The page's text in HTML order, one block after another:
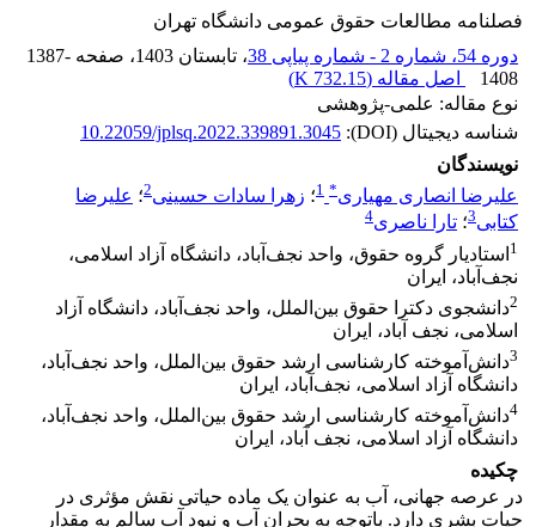
فصلنامه مطالعات حقوق عمومی دانشگاه تهران
دوره 54، شماره 2 - شماره پیاپی 38
، تابستان 1403 ، صفحه 1387-
1408
اصل مقاله (732.15 K
)
نوع مقاله: علمی-پژوهشی
شناسه دیجیتال (DOI):
10.22059/jplsq.2022.339891.3045
نویسندگان
علیرضا انصاری مهیاری*
1؛ زهرا سادات حسینی2؛ علیرضا
کتابی3؛ تارا ناصری4
1 استادیار گروه حقوق، واحد نجف‌آباد، دانشگاه آزاد اسلامی،
نجف‌آباد، ایران
2دانشجوی دکترا حقوق بین‌الملل، واحد نجف‌آباد، دانشگاه آزاد
اسلامی، نجف آباد، ایران
3دانش‌آموخته کارشناسی ارشد حقوق بین‌الملل، واحد نجف‌آباد،
دانشگاه آزاد اسلامی، نجف‌آباد، ایران
4دانش‌آموخته کارشناسی ارشد حقوق بین‌الملل، واحد نجف‌آباد،
دانشگاه آزاد اسلامی، نجف آباد، ایران
چکیده
در عرصه جهانی، آب به عنوان یک ماده حیاتی نقش مؤثری در
حیات بشری دارد. باتوجه به بحران آب و نبود آب سالم به مقدار